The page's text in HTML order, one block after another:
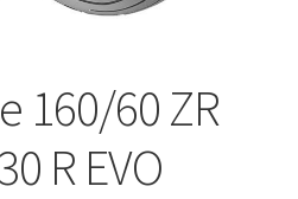
160/60 ZR
R EVO